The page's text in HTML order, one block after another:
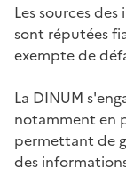
Les sources
sont réputées
exempte de
La DINUM
notamment en
permettant de
des